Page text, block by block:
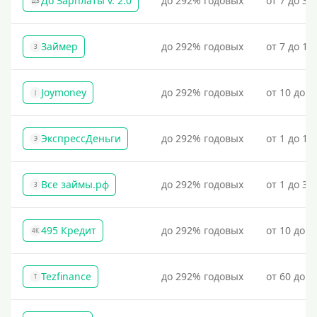
З Займер до 292% годовых от 7 до
J Joymoney до 292% годовых от 10 до
Э ЭкспрессДеньги до 292% годовых от 1 до
З Все займы.рф до 292% годовых от 1 до
4К 495 Кредит до 292% годовых от 10 до
T Tezfinance до 292% годовых от 60 до